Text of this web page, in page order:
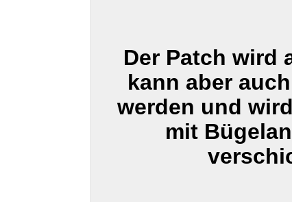
Der Patch wird
kann aber
werden und
mit